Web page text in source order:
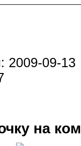
2009-09-13
на